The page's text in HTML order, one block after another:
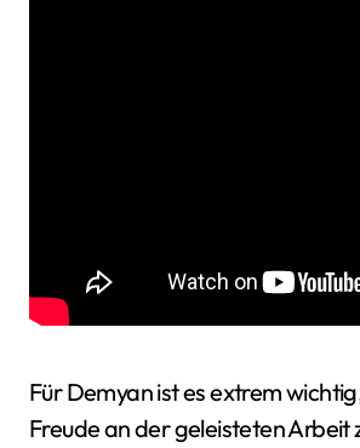
Für Demyan ist es extrem
Freude an der geleisteten Arbeit